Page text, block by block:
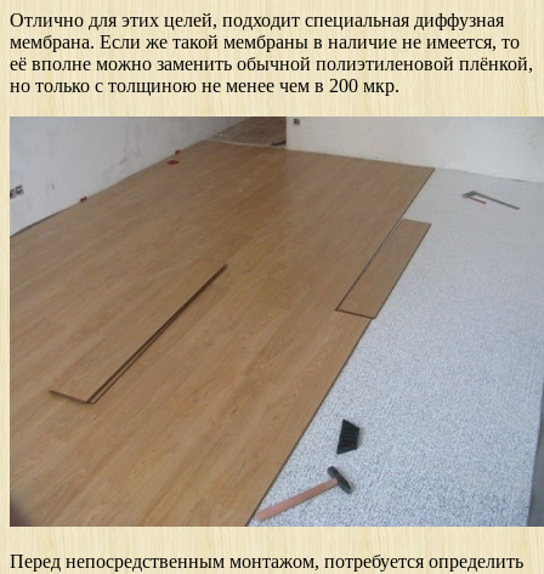
Отлично для этих целей, подходит специальная диффузная
мембрана. Если же такой мембраны в наличие не имеется, то
её вполне можно заменить обычной полиэтиленовой плёнкой,
но только с толщиною не менее чем в 200 мкр.
Перед непосредственным монтажом, потребуется определить